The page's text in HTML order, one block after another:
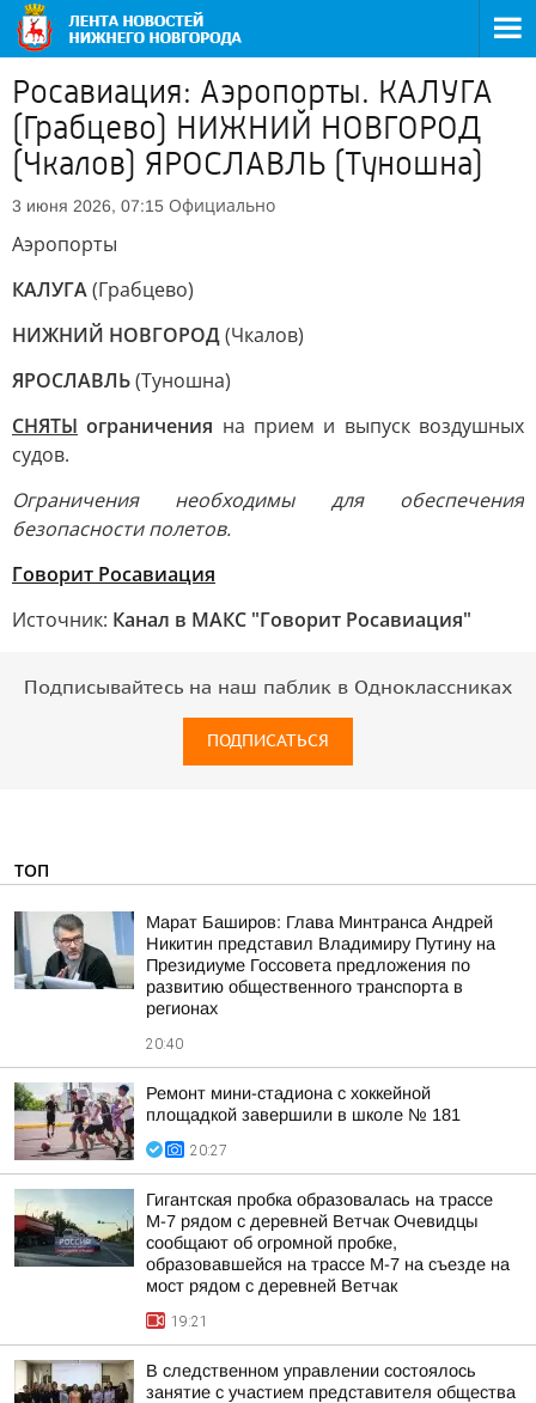
Росавиация: Аэропорты. КАЛУГА
(Грабцево) НИЖНИЙ НОВГОРОД
(Чкалов) ЯРОСЛАВЛЬ (Туношна)
3 июня 2026, 07:15 Официально
Аэропорты
КАЛУГА(Грабцево)
НИЖНИЙ НОВГОРОД(Чкалов)
ЯРОСЛАВЛЬ(Туношна)
СНЯТЫ ограничения на прием и выпуск воздушных
судов.
Ограничения необходимы для обеспечения
безопасности полетов.
Говорит Росавиация
Источник: Канал в МАКС "Говорит Росавиация"
Подписывайтесь на наш паблик в Одноклассниках
ПОДПИСАТЬСЯ
ТОП
Марат Баширов: Глава Минтранса Андрей
Никитин представил Владимиру Путину на
Президиуме Госсовета предложения по
развитию общественного транспорта в
регионах
20:40
Ремонт мини-стадиона с хоккейной
площадкой завершили в школе № 181
20:27
Гигантская пробка образовалась на трассе
М-7 рядом с деревней Ветчак Очевидцы
сообщают об огромной пробке,
образовавшейся на трассе М-7 на съезде на
мост рядом с деревней Ветчак
19:21
В следственном управлении состоялось
занятие с участием представителя общества